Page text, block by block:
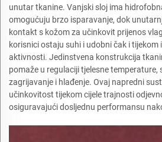
unutar tkanine. Vanjski sloj ima
omogućuju brzo isparavanje, dok
kontakt s kožom za učinkovit prijenos
korisnici ostaju suhi i udobni čak i tijekom
aktivnosti. Jedinstvena konstrukcija
pomaže u regulaciji tjelesne
zagrijavanje i hlađenje. Ovaj napredni
učinkovitost tijekom cijele trajnosti
osiguravajući dosljednu performansu